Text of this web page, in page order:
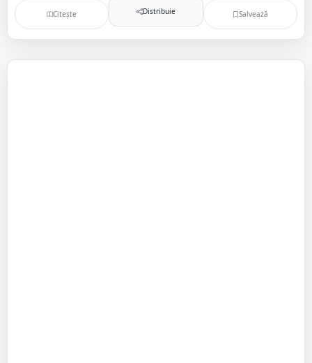
Citește Distribuie Salvează